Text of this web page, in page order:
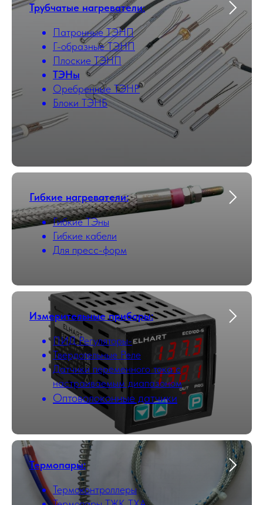
Трубчатые нагреватели:
Патронные ТЭНП
Г-образные ТЭНП
Плоские ТЭНП
ТЭНы
Оребренные ТЭНР
Блоки ТЭНБ
Гибкие нагреватели:
Гибкие ТЭны
Гибкие кабели
Для пресс-форм
Измерительные приборы:
ПИД Регуляторы-
Твердотельные Реле
Датчики переменного тока с
настраиваемым диапазоном
Оптоволоконные датчики
Термопары:
Термоконтроллеры